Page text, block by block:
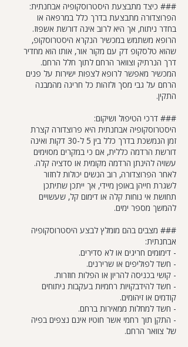
### כיצד מתבצעת היסטרוסקופיה אבחנתית:
הפרוצדורה מתבצעת בדרך כלל במרפאה או
בחדר ניתוח, אך היא לרוב אינה דורשת אשפוז.
הרופא משתמש במכשיר הנקרא היסטרוסקופ,
שהוא טלסקופ דק עם מקור אור, אותו הוא מחדיר
דרך הנרתיק וצוואר הרחם לתוך חלל הרחם.
המכשיר מאפשר לרופא לצפות ישירות על פנים
הרחם על גבי מסך ולזהות כל חריגה מהמבנה
התקין.
### דרכי הטיפול ושיקום:
היסטרוסקופיה אבחנתית היא פרוצדורה קצרת
זמן הנמשכת בדרך כלל בין 5 ל-30 דקות ואינה
דורשת הרדמה כללית, אם כי במקרים מסוימים
עשויה להינתן הרדמה מקומית או סדציה קלה.
לאחר הפרוצדורה, רוב הנשים יכולות לחזור
לשגרת חייהן באופן מיידי, אך ייתכן שתיתכן
תחושת אי נוחות קלה או דימום קל, שעשויים
להמשך מספר ימים.
### מצבים בהם מומלץ לבצע היסטרוסקופיה
אבחנתית:
- דימומים חריגים או לא סדירים.
- חשד לפוליפים או שרירנים.
- קושי בכניסה להריון או הפלות חוזרות.
- חשד להידבקויות רחמיות בעקבות ניתוחים
קודמים או זיהומים.
- חשד למחלות ממאירות ברחם.
- התקן תוך רחמי אשר חוטיו אינם נצפים בפיה
של צוואר הרחם.